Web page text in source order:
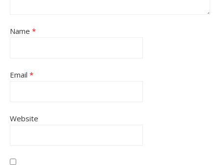
Name *
Email *
Website